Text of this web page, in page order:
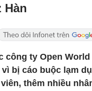
Hàn
công ty Open World
bị cáo buộc lạm
thêm nhiều